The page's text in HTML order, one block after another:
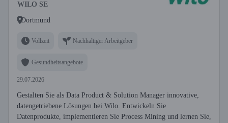
WILO SE
Dortmund
Vollzeit Nachhaltiger Arbeitgeber
Gesundheitsangebote
29.07.2026
Gestalten Sie als Data Product & Solution Manager innovative,
datengetriebene Lösungen bei Wilo. Entwickeln Sie
Datenprodukte, implementieren Sie Process Mining und lernen Sie,